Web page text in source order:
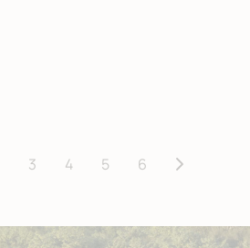
3 4 5 6 Suivant